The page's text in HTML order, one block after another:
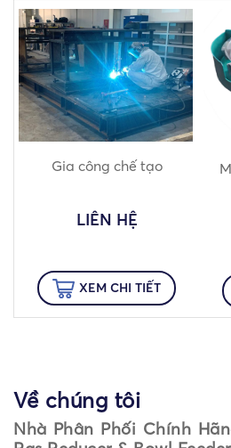
Gia công chế tạo
LIÊN HỆ
XEM CHI TIẾT
Về chúng tôi
Nhà Phân Phối Chính